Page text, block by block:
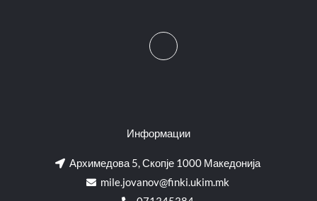
Информации
Архимедова 5, Скопје 1000 Македонија
mile.jovanov@finki.ukim.mk​